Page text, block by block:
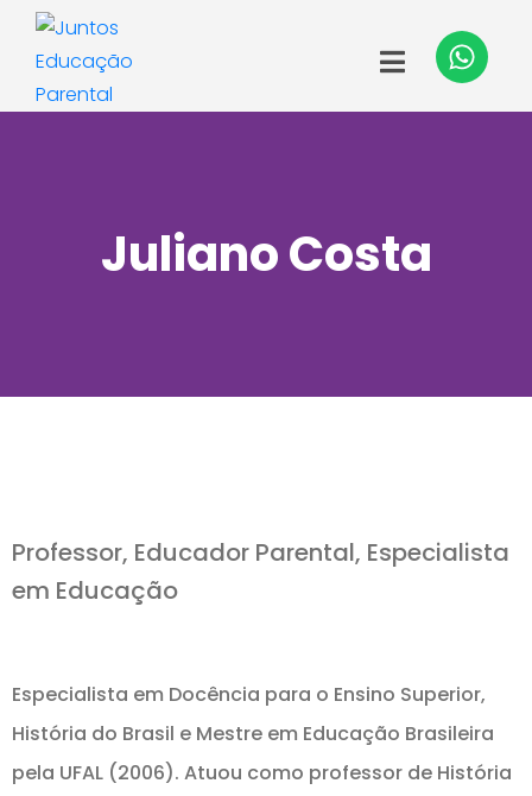
Juliano Costa
Professor, Educador Parental, Especialista
em Educação
Especialista em Docência para o Ensino Superior,
História do Brasil e Mestre em Educação Brasileira
pela UFAL (2006). Atuou como professor de História